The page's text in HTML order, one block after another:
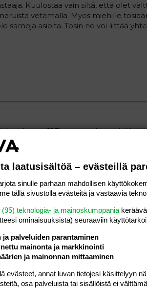
Kuulostaa vain siltä, että olet
vetämällä. Myös miehille
samoja asioita. Tosin ne voi liittää
kanssa??Ei varmaankaan.Kyllä
tuo kuulostaa ihan
rakkaus on niin sammunut
että ehkä joku olis sanonu että
kun en tiedä että kuinka paljon ja
sietää?? Ja että mitkä jutut voi
laatusisältöä – evästeillä
sinulle parhaan mahdollisen
tällä sivustolla evästeitä ja vastaavia
(95) teknologia- ja mainoskumppania
ominaisuuk­sista) seuraaviin
ja palveluiden parantaminen
mainonta ja markkinointi
ja mainonnan mittaaminen
evästeet, annat luvan tietojesi käsittelyyn
osa palveluista tai sisällöistä ei